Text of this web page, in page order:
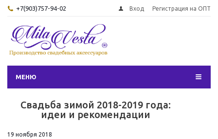
+7(903)757-94-02 Вход Регистрация на ОПТ
МЕНЮ
Свадьба зимой 2018-2019 года:
идеи и рекомендации
19 ноября 2018